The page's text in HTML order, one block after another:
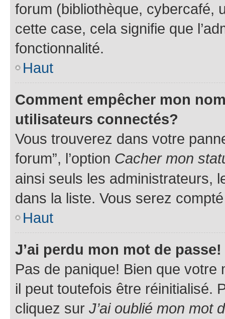
forum (bibliothèque, cybercafé,
cette case, cela signifie que
fonctionnalité.
Haut
Comment empêcher mon
utilisateurs connectés?
Vous trouverez dans votre
forum”, l’option Cacher mon
ainsi seuls les administrateurs,
dans la liste. Vous serez
Haut
J’ai perdu mon mot de passe!
Pas de panique! Bien que
il peut toutefois être réinitialisé.
cliquez sur J’ai oublié mon mot